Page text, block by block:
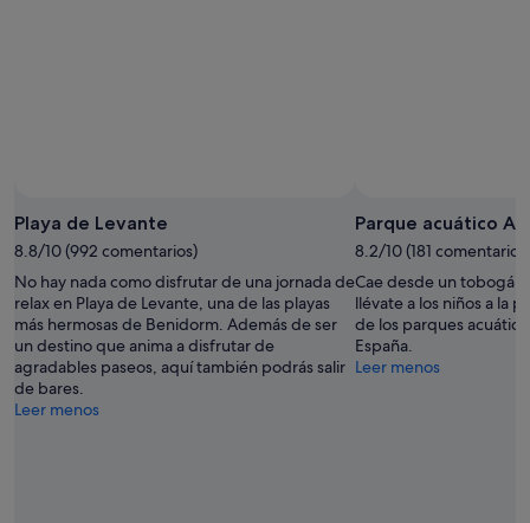
Playa de Levante
8.8/10 (992 comentarios)
No hay nada como disfrutar de una jornada de
relax en Playa de Levante, una de las playas
más hermosas de Benidorm. Además de ser
un destino que anima a disfrutar de
agradables paseos, aquí también podrás salir
de bares.
Leer menos
Parque acuático
8.2/10 (181 comentarios)
Cae desde un tobogán
llévate a los niños a la
de los parques
España.
Leer menos